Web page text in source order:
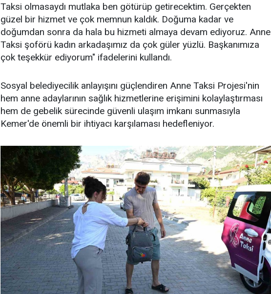
Taksi olmasaydı mutlaka ben götürüp getirecektim. Gerçekten
güzel bir hizmet ve çok memnun kaldık. Doğuma kadar ve
doğumdan sonra da hala bu hizmeti almaya devam ediyoruz. Anne
Taksi şoförü kadın arkadaşımız da çok güler yüzlü. Başkanımıza
çok teşekkür ediyorum" ifadelerini kullandı.
Sosyal belediyecilik anlayışını güçlendiren Anne Taksi Projesi'nin
hem anne adaylarının sağlık hizmetlerine erişimini kolaylaştırması
hem de gebelik sürecinde güvenli ulaşım imkanı sunmasıyla
Kemer'de önemli bir ihtiyacı karşılaması hedefleniyor.